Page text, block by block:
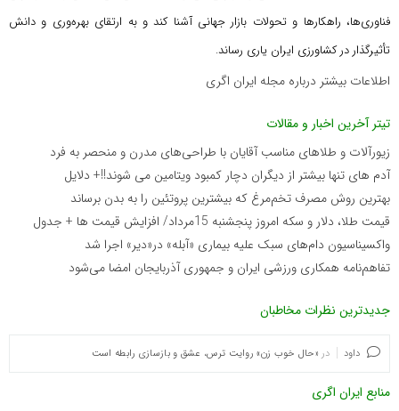
فناوری‌ها، راهکارها و تحولات بازار جهانی آشنا کند و به ارتقای بهره‌وری و دانش
تأثیرگذار در کشاورزی ایران یاری رساند.
اطلاعات بیشتر درباره مجله ایران اگری
تیتر آخرین اخبار و مقالات
زیورآلات و طلاهای مناسب آقایان با طراحی‌های مدرن و منحصر به فرد
آدم های تنها بیشتر از دیگران دچار کمبود ویتامین می شوند!!+ دلایل
بهترین روش مصرف تخم‌مرغ که بیشترین پروتئین را به بدن برساند
قیمت طلا، دلار و سکه امروز پنجشنبه 15مرداد/ افزایش قیمت ها + جدول
واکسیناسیون دام‌های سبک علیه بیماری «آبله» در«دیر» اجرا شد
تفاهم‌نامه همکاری ورزشی ایران و جمهوری آذربایجان امضا می‌شود
جدیدترین نظرات مخاطبان
داود در «حال خوب زن» روایت ترس، عشق و بازسازی رابطه است
منابع ایران اگری